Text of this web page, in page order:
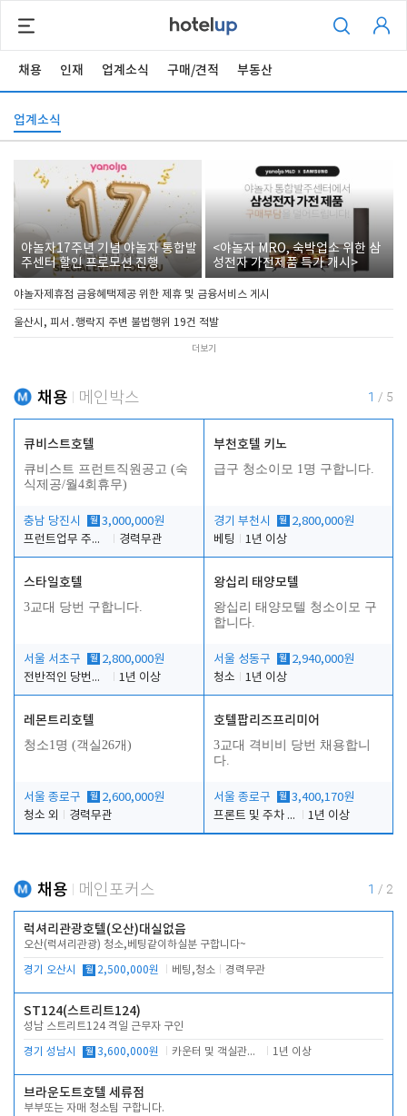
채용 인재 업계소식 구매/견적 부동산
업계소식
야놀자17주년 기념 야놀자 통합발
주센터 할인 프로모션 진행
<야놀자 MRO, 숙박업소 위한 삼
성전자 가전제품 특가 개시>
야놀자제휴점 금융혜택제공 위한 제휴 및 금융서비스 게시
울산시, 피서․행락지 주변 불법행위 19건 적발
더보기
채용 메인박스 1 / 5
큐비스트호텔
큐비스트 프런트직원공고 (숙
식제공/월4회휴무)
충남 당진시 월 3,000,000원
프런트업무 주간, 야간
경력무관
부천호텔 키노
급구 청소이모 1명 구합니다.
경기 부천시 월 2,800,000원
베팅
1년 이상
스타일호텔
3교대 당번 구합니다.
서울 서초구 월 2,800,000원
전반적인 당번업무
1년 이상
왕십리 태양모텔
왕십리 태양모텔 청소이모 구
합니다.
서울 성동구 월 2,940,000원
청소
1년 이상
레몬트리호텔
청소1명 (객실26개)
서울 종로구 월 2,600,000원
청소 외
경력무관
호텔팝리즈프리미어
3교대 격비비 당번 채용합니
다.
서울 종로구 월 3,400,170원
프론트 및 주차 객실관리
1년 이상
채용 메인포커스 1 / 2
럭셔리관광호텔(오산)대실없음
오산(럭셔리관광) 청소,베팅같이하실분 구합니다~
경기 오산시 월 2,500,000원 베팅,청소 경력무관
ST124(스트리트124)
성남 스트리트124 격일 근무자 구인
경기 성남시 월 3,600,000원 카운터 및 객실관리 전반 1년 이상
브라운도트호텔 세류점
부부또는 자매 청소팀 구합니다.